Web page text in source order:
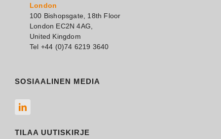
London
100 Bishopsgate, 18th Floor
London EC2N 4AG,
United Kingdom
Tel +44 (0)74 6219 3640
SOSIAALINEN MEDIA
TILAA UUTISKIRJE